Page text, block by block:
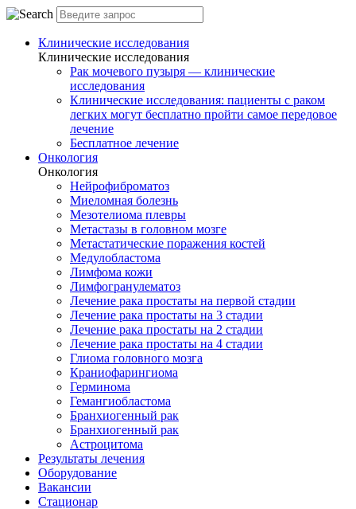
Клинические исследования
Клинические исследования
Рак мочевого пузыря — клинические
исследования
Клинические исследования: пациенты с раком
легких могут бесплатно пройти самое передовое
лечение
Бесплатное лечение
Онкология
Онкология
Нейрофиброматоз
Миеломная болезнь
Мезотелиома плевры
Метастазы в головном мозге
Метастатические поражения костей
Медулобластома
Лимфома кожи
Лимфогранулематоз
Лечение рака простаты на первой стадии
Лечение рака простаты на 3 стадии
Лечение рака простаты на 2 стадии
Лечение рака простаты на 4 стадии
Глиома головного мозга
Краниофарингиома
Герминома
Гемангиобластома
Бранхиогенный рак
Бранхиогенный рак
Астроцитома
Результаты лечения
Оборудование
Вакансии
Стационар